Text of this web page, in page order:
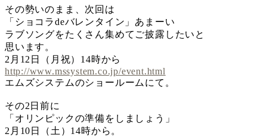
その勢いのまま、次回は
「ショコラdeバレンタイン」あまーい
ラブソングをたくさん集めてご披露したいと
思います。
2月12日（月祝）14時から
http://www.mssystem.co.jp/event.html
エムズシステムのショールームにて。
その2日前に
「オリンピックの準備をしましょう」
2月10日（土）14時から。